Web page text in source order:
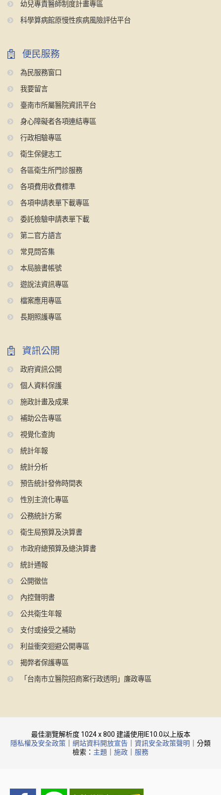
幼兒專責醫師制度計畫專區
科學算病館原慢性疾病風險評估平台
便民服務
為民服務窗口
我要留言
臺南市所屬醫院資訊平台
身心障礙者各項連結專區
行政相驗專區
衛生保健志工
各區衛生所門診服務
各項費用收費標準
各項申請表單下載專區
委託檢驗申請表單下載
第二官方語言
常見問答集
本局臉書帳號
遊說法資訊專區
檔案應用專區
長期照護專區
資訊公開
政府資訊公開
個人資料保護
施政計畫及成果
補助公告專區
視覺化查詢
統計年報
統計分析
預告統計發佈時間表
性別主流化專區
公務統計方案
衛生局預算及決算書
市政府總預算及總決算書
統計通報
公開徵信
內控聲明書
公共衛生年報
支付或接受之補助
利益衝突迴避公開專區
揭弊者保護專區
「台南市立醫院招商案行政透明」廉政專區
最佳瀏覽解析度 1024 x 800 建議使用IE10.0以上版本
隱私權及安全政策
網站資料開放宣告 資訊安全政策聲明
｜分類
檢索： 主題 施政 服務